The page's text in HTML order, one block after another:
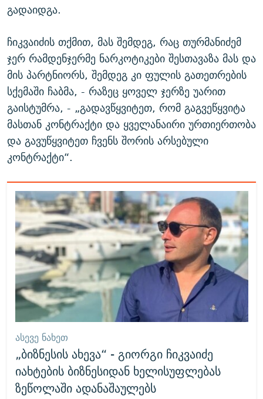
გადაიდგა.
ჩიკვაიძის თქმით, მას შემდეგ, რაც თურმანიძემ
ჯერ რამდენჯერმე ნარკოტიკები შესთავაზა მას და
მის პარტნიორს, შემდეგ კი ფულის გათეთრების
სქემაში ჩაბმა, - რაზეც ყოველ ჯერზე უარით
გაისტუმრა, - „გადავწყვიტეთ, რომ გაგვეწყვიტა
მასთან კონტრაქტი და ყველანაირი ურთიერთობა
და გავუწყვიტეთ ჩვენს შორის არსებული
კონტრაქტი“.
ᲐᲡᲔᲕᲔ ᲜᲐᲮᲔᲗ
„ბიზნესის ახევა“ - გიორგი ჩიკვაიძე
იახტების ბიზნესიდან ხელისუფლებას
ზეწოლაში ადანაშაულებს